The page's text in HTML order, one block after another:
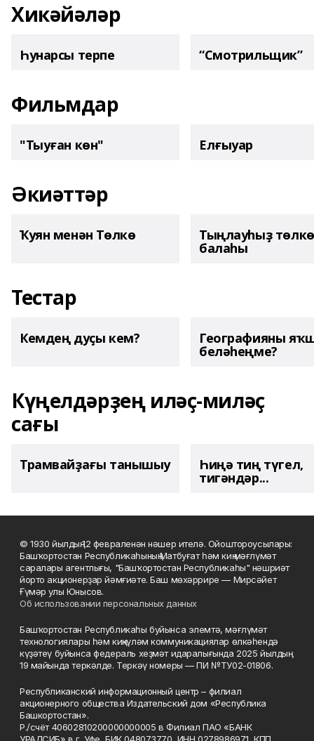
Хикәйәләр
Һунарсы терпе “Смотрильщик”
Фильмдар
"Тыуған көн" Елғыуар
Әкиәттәр
Ҡуян менән Төлкө Тыңлауһыҙ төлкө
балаһы
Тестар
Кемдең дуҫы кем? Географияны
беләһеңме?
Күңелдәрҙең иләҫ-миләҫ
сағы
Трамвайҙағы танышыу Һиңә тиң түгел,
тигәндәр...
© 1930 йылдың 12 февраленән нәшер ителә. Ойоштороусылары:
Башҡортостан Республикаһының Матбуғат һәм киң мәғлүмәт
саралары агентлығы, "Башҡортостан Республикаһы" нәшриәт
йорто акционерҙар йәмғиәте. Баш мөхәррире — Мирсәйет
Ғүмәр улы Юнысов.
Об использовании персональных данных
Башҡортостан Республикаһы буйынса элемтә, мәғлүмәт
технологиялары һәм киңкүләм коммуникациялар өлкәһендә
күҙәтеү буйынса федераль хеҙмәт идаралығында 2025 йылдың
19 майында теркәлде. Теркәү номеры — ПИ №ТУ02-01806.
Республиканский информационный центр – филиал
акционерного общества Издательский дом «Республика
Башкортостан».
Р./счёт 40602810200000000005 в Филиал ПАО «БАНК